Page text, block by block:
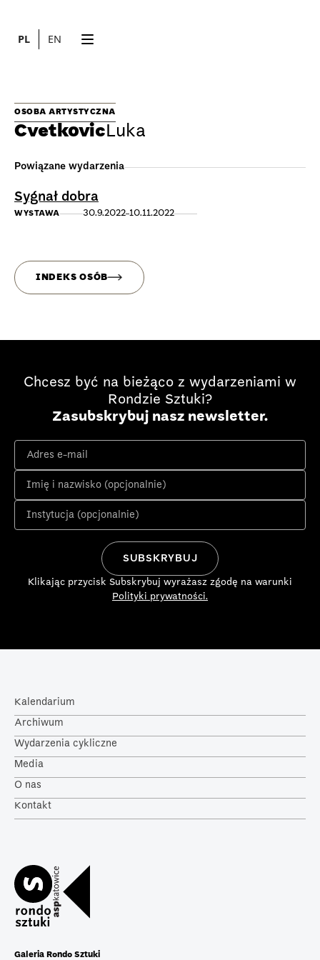
PL EN
OSOBA ARTYSTYCZNA
CvetkovicLuka
Powiązane wydarzenia
Sygnał dobra
WYSTAWA 30.9.2022 10.11.2022
INDEKS OSÓB
Chcesz być na bieżąco z wydarzeniami w
Rondzie Sztuki?
Zasubskrybuj nasz newsletter.
Klikając przycisk Subskrybuj wyrażasz zgodę na warunki
Polityki prywatności.
Kalendarium
Archiwum
Wydarzenia cykliczne
Media
O nas
Kontakt
Galeria Rondo Sztuki